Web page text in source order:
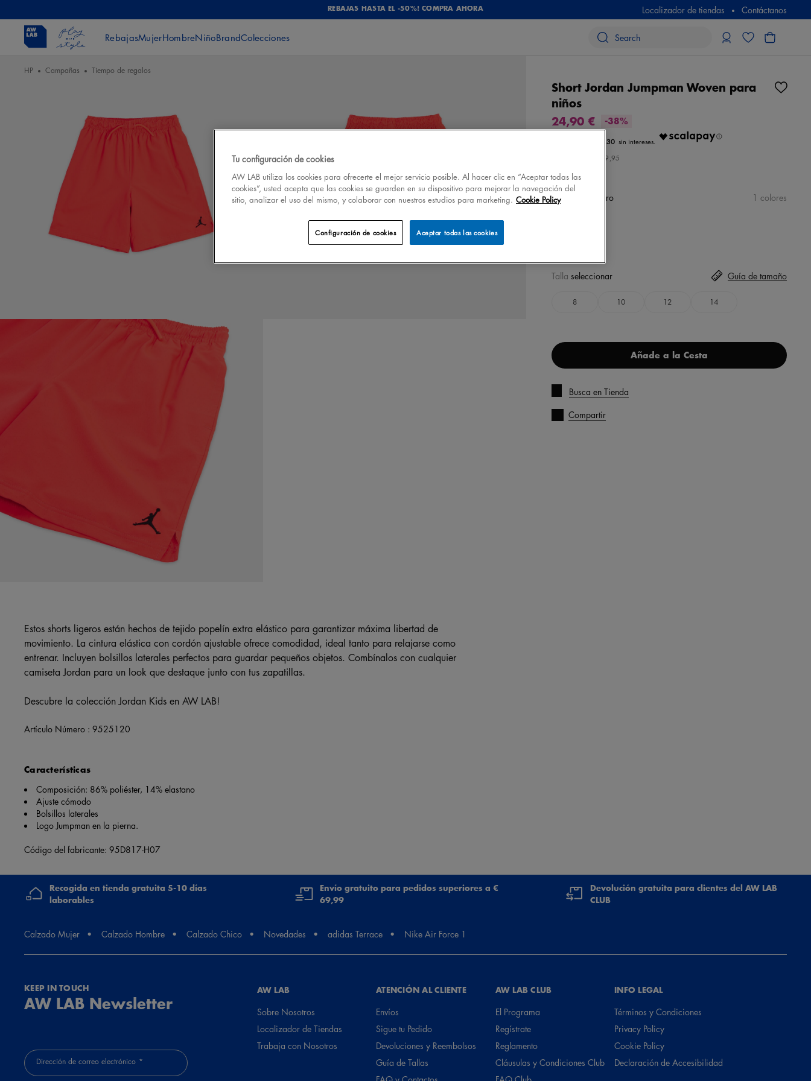
REBAJAS HASTA EL -50%! COMPRA AHORA Localizador de tiendas Contáctanos
RebajasMujerHombreNiñoBrandColecciones
HP Campañas Tiempo de regalos
Estos shorts ligeros están hechos de tejido popelín extra elástico para garantizar máxima libertad de
movimiento. La cintura elástica con cordón ajustable ofrece comodidad, ideal tanto para relajarse como
entrenar. Incluyen bolsillos laterales perfectos para guardar pequeños objetos. Combínalos con cualquier
camiseta Jordan para un look que destaque junto con tus zapatillas.
Descubre la colección Jordan Kids en AW LAB!
Artículo Número : 9525120
Características
Composición: 86% poliéster, 14% elastano
Ajuste cómodo
Bolsillos laterales
Logo Jumpman en la pierna.
Código del fabricante: 95D817-H07
Short Jordan Jumpman Woven para
niños
24,90 €
-38%
€ 8.30
€ 39,95
color rojo/negro 1 colores
Talla seleccionar
8 10 12 14
Guía de tamaño
Añade a la Cesta
Busca en Tienda
Compartir
Recogida en tienda gratuita 5-10 días
laborables
Envío gratuito para pedidos superiores a €
69,99
Devolución gratuita para clientes del AW LAB
CLUB
Calzado Mujer Calzado Hombre Calzado Chico Novedades adidas Terrace Nike Air Force 1
KEEP IN TOUCH
AW LAB Newsletter
Dirección de correo electrónico
AW LAB
Sobre Nosotros
Localizador de Tiendas
Trabaja con Nosotros
ATENCIÓN AL CLIENTE
Envíos
Sigue tu Pedido
Devoluciones y Reembolsos
Guía de Tallas
AW LAB CLUB
El Programa
Regístrate
Reglamento
Cláusulas y Condiciones Club
INFO LEGAL
Términos y Condiciones
Privacy Policy
Cookie Policy
Declaración de Accesibilidad
Tu configuración de cookies
AW LAB utiliza los cookies para ofrecerte el mejor servicio posible. Al hacer clic en “Aceptar todas las
cookies”, usted acepta que las cookies se guarden en su dispositivo para mejorar la navegación del
sitio, analizar el uso del mismo, y colaborar con nuestros estudios para marketing. Cookie Policy
Aceptar todas las cookies
Configuración de cookies